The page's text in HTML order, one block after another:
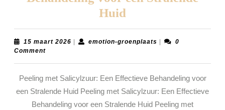
Huid
met
Salicylzuur:
Behandeling
voor
een
15 maart 2026 15
| emotion-groenplaatsemotion-
|
0
Comment
Peeling met Salicylzuur: Een Effectieve Behandeling voor
een Stralende Huid Peeling met Salicylzuur: Een Effectieve
Behandeling voor een Stralende Huid Peeling met